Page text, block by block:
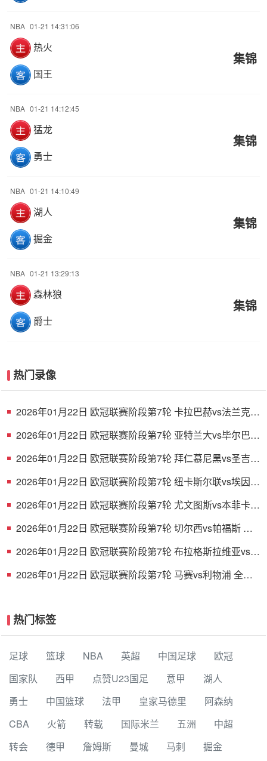
NBA 01-21 14:31:06
热火
国王
集锦
NBA 01-21 14:12:45
猛龙
勇士
集锦
NBA 01-21 14:10:49
湖人
掘金
集锦
NBA 01-21 13:29:13
森林狼
爵士
集锦
热门录像
2026年01月22日 欧冠联赛阶段第7轮 卡拉巴赫vs法兰克福
2026年01月22日 欧冠联赛阶段第7轮 亚特兰大vs毕尔巴鄂
2026年01月22日 欧冠联赛阶段第7轮 拜仁慕尼黑vs圣吉罗
2026年01月22日 欧冠联赛阶段第7轮 纽卡斯尔联vs埃因霍
2026年01月22日 欧冠联赛阶段第7轮 尤文图斯vs本菲卡
2026年01月22日 欧冠联赛阶段第7轮 切尔西vs帕福斯 全
2026年01月22日 欧冠联赛阶段第7轮 布拉格斯拉维亚vs巴
2026年01月22日 欧冠联赛阶段第7轮 马赛vs利物浦 全场
热门标签
足球 篮球 NBA 英超 中国足球
欧冠
国家队
西甲 点赞U23国足 意甲
湖人
勇士
中国篮球 法甲 皇家马德里
阿森纳
CBA
火箭 转载 国际米兰 五洲
中超
转会
德甲 詹姆斯 曼城 马刺 掘金